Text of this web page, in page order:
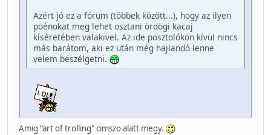
Azért jó ez a fórum (többek között...), hogy az ilyen
poénokat meg lehet osztani ördögi kacaj
kíséretében valakivel. Az ide posztolókon kívül nincs
más barátom, aki ez után még hajlandó lenne
velem beszélgetni.
Amig "art of trolling" cimszo alatt megy.